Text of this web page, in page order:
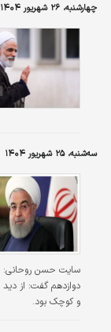
چهارشنبه، ۲۶ شهریور ۱۴۰۴
سه‌شنبه، ۲۵ شهریور ۱۴۰۴
سایت حسن روحانی:
و کوچک بود.